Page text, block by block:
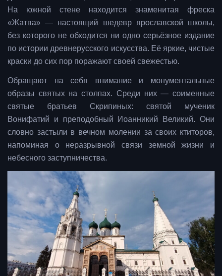
На южной стене находится знаменитая фреска
«Жатва» — настоящий шедевр ярославской школы,
без которого не обходится ни одно серьёзное издание
по истории древнерусского искусства. Её яркие, чистые
краски до сих пор поражают своей свежестью.
Обращают на себя внимание и монументальные
образы святых на столпах. Среди них — соименные
святые братьев Скрипиных: святой мученик
Вонифатий и преподобный Иоанникий Великий. Они
словно застыли в вечном молении за своих ктиторов,
напоминая о неразрывной связи земной жизни и
небесного заступничества.